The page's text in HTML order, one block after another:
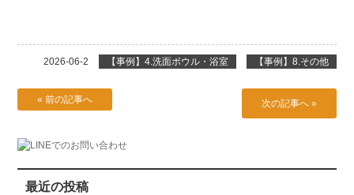
2026-06-2 【事例】4.洗面ボウル・浴室 【事例】8.その他
« 前の記事へ 次の記事へ »
最近の投稿